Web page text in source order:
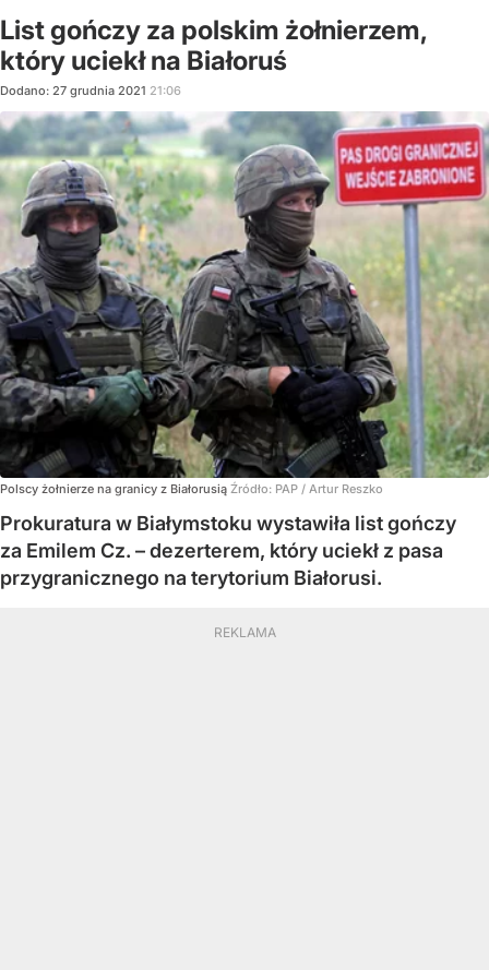
List gończy za polskim żołnierzem,
który uciekł na Białoruś
Dodano: 27 grudnia 2021 21:06
Polscy żołnierze na granicy z Białorusią Źródło: PAP / Artur Reszko
Prokuratura w Białymstoku wystawiła list gończy
za Emilem Cz. – dezerterem, który uciekł z pasa
przygranicznego na terytorium Białorusi.